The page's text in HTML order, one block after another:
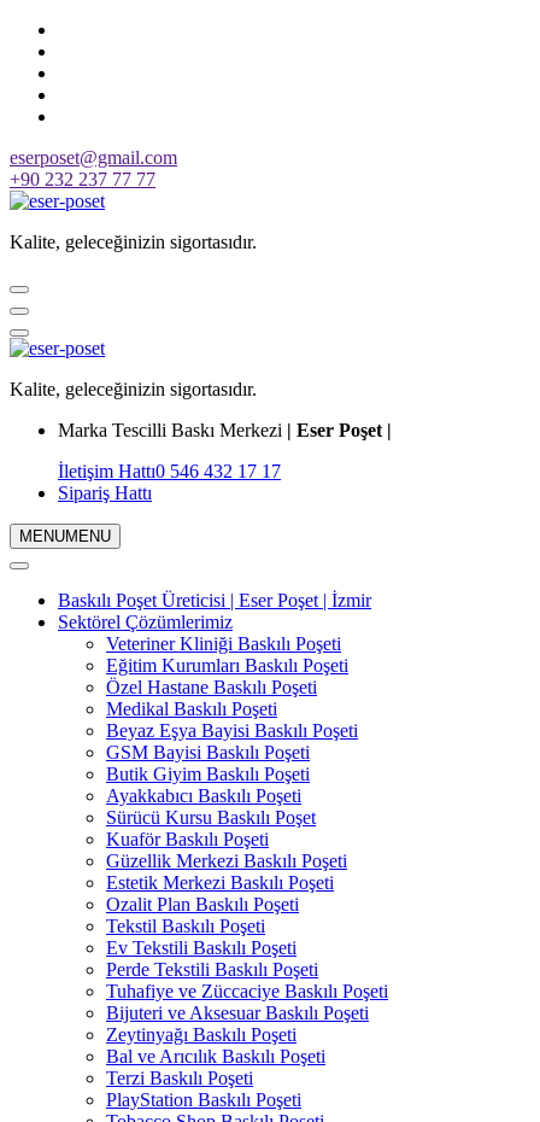
Skip
content
eserposet@gmail.com
+90 232 237 77 77
Kalite, geleceğinizin sigortasıdır.
Kalite, geleceğinizin sigortasıdır.
Marka Tescilli Baskı Merkezi | Eser Poşet |
İletişim Hattı0 546 432 17 17
Sipariş Hattı
MENUMENU
Baskılı Poşet Üreticisi | Eser Poşet | İzmir
Sektörel Çözümlerimiz
Veteriner Kliniği Baskılı Poşeti
Eğitim Kurumları Baskılı Poşeti
Özel Hastane Baskılı Poşeti
Medikal Baskılı Poşeti
Beyaz Eşya Bayisi Baskılı Poşeti
GSM Bayisi Baskılı Poşeti
Butik Giyim Baskılı Poşeti
Ayakkabıcı Baskılı Poşeti
Sürücü Kursu Baskılı Poşet
Kuaför Baskılı Poşeti
Güzellik Merkezi Baskılı Poşeti
Estetik Merkezi Baskılı Poşeti
Ozalit Plan Baskılı Poşeti
Tekstil Baskılı Poşeti
Ev Tekstili Baskılı Poşeti
Perde Tekstili Baskılı Poşeti
Tuhafiye ve Züccaciye Baskılı Poşeti
Bijuteri ve Aksesuar Baskılı Poşeti
Zeytinyağı Baskılı Poşeti
Bal ve Arıcılık Baskılı Poşeti
Terzi Baskılı Poşeti
PlayStation Baskılı Poşeti